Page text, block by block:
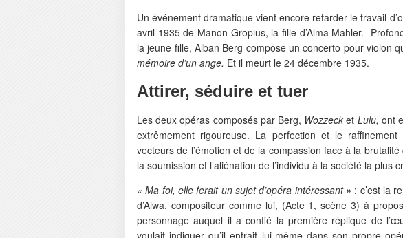
Un événement dramatique vient encore retarder le travail
avril 1935 de Manon Gropius, la fille d’Alma Mahler.
la jeune fille, Alban Berg compose un concerto pour violon
mémoire d’un ange. Et il meurt le 24 décembre 1935.
Attirer, séduire et tuer
Les deux opéras composés par Berg, Wozzeck et Lulu, ont
extrêmement rigoureuse. La perfection et le
vecteurs de l’émotion et de la compassion face à la
la soumission et l’aliénation de l’individu à la société la plus
« Ma foi, elle ferait un sujet d’opéra intéressant» : c’est la
d’Alwa, compositeur comme lui, (Acte 1, scène 3) à
personnage auquel il a confié la première réplique de
voulait indiquer qu’il entrait lui-même dans son propre